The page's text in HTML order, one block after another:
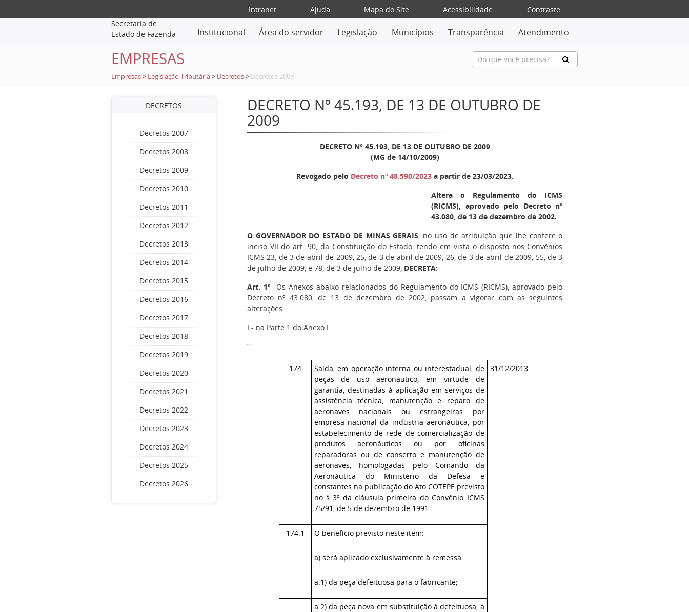
Intranet Ajuda Mapa do Site Acessibilidade
Contraste
Secretaria de
Estado de Fazenda
Institucional Área do servidor Legislação Municípios Transparência Atendimento
EMPRESAS
Empresas > Legislação Tributária > Decretos > Decretos 2009
DECRETOS
Decretos 2007
Decretos 2008
Decretos 2009
Decretos 2010
Decretos 2011
Decretos 2012
Decretos 2013
Decretos 2014
Decretos 2015
Decretos 2016
Decretos 2017
Decretos 2018
Decretos 2019
Decretos 2020
Decretos 2021
Decretos 2022
Decretos 2023
Decretos 2024
Decretos 2025
Decretos 2026
DECRETO Nº 45.193, DE 13 DE OUTUBRO DE
2009
DECRETO N° 45.193, DE 13 DE OUTUBRO DE 2009
(MG de 14/10/2009)
Revogado pelo Decreto nº 48.590/2023a partir de 23/03/2023.
Altera o Regulamento do ICMS
(RICMS), aprovado pelo Decreto nº
43.080, de 13 de dezembro de 2002.
O GOVERNADOR DO ESTADO DE MINAS GERAIS, no uso de atribuição que lhe confere o
inciso VII do art. 90, da Constituição do Estado, tendo em vista o disposto nos Convênios
ICMS 23, de 3 de abril de 2009, 25, de 3 de abril de 2009, 26, de 3 de abril de 2009, 55, de 3
de julho de 2009, e 78, de 3 de julho de 2009, DECRETA:
Art. 1ºOs Anexos abaixo relacionados do Regulamento do ICMS (RICMS), aprovado pelo
Decreto nº 43.080, de 13 de dezembro de 2002, passam a vigorar com as seguintes
alterações:
I - na Parte 1 do Anexo I:
“
174
Saída, em operação interna ou interestadual, de
peças de uso aeronáutico, em virtude de
garantia, destinadas à aplicação em serviços de
assistência técnica, manutenção e reparo de
aeronaves nacionais ou estrangeiras por
empresa nacional da indústria aeronáutica, por
estabelecimento de rede de comercialização de
produtos aeronáuticos ou por oficinas
reparadoras ou de conserto e manutenção de
aeronaves, homologadas pelo Comando da
Aeronáutica do Ministério da Defesa e
constantes na publicação do Ato COTEPE previsto
no § 3º da cláusula primeira do Convênio ICMS
75/91, de 5 de dezembro de 1991.
31/12/2013
174.1 O benefício previsto neste item:
a) será aplicado exclusivamente à remessa:
a.1) da peça defeituosa para o fabricante;
a.2) da peça nova em substituição à defeituosa, a